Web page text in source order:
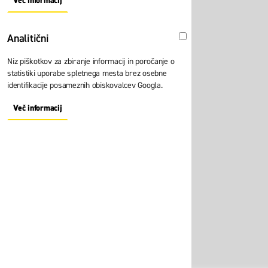
About "Oglaševalski" Cookie Group
Analitični Analitični
Niz piškotkov za zbiranje informacij in poročanje o
statistiki uporabe spletnega mesta brez osebne
identifikacije posameznih obiskovalcev Googla.
Več informacijAbout "Analitični" Cookie Group